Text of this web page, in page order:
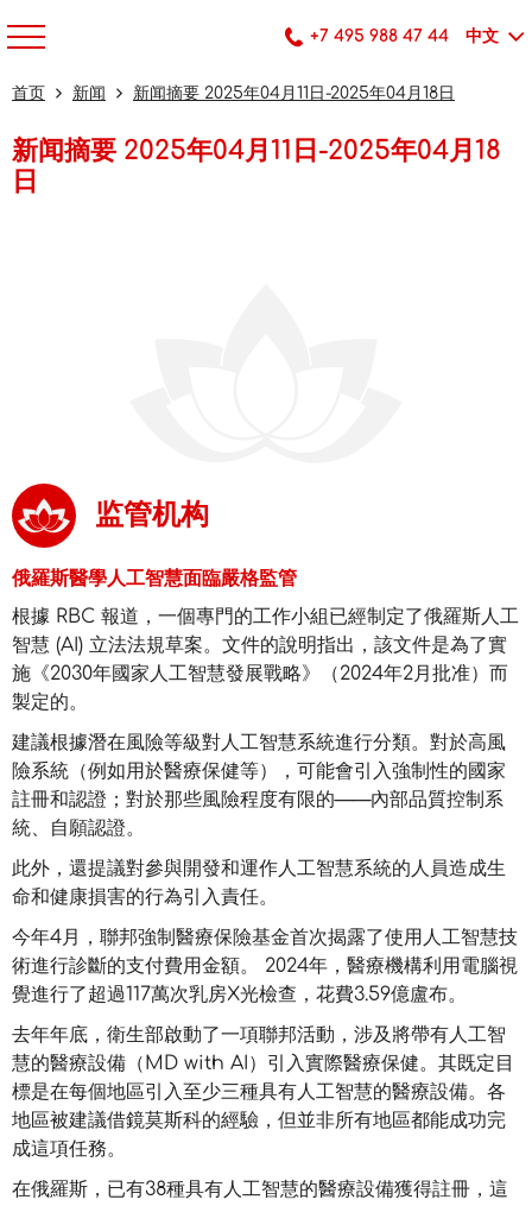
+7 495 988 47 44 中文
首页 新闻 新闻摘要 2025年04月11日-2025年04月18日
新闻摘要 2025年04月11日-2025年04月18
日
监管机构
俄羅斯醫學人工智慧面臨嚴格監管
根據 RBC 報道，一個專門的工作小組已經制定了俄羅斯人工
智慧 (AI) 立法法規草案。文件的說明指出，該文件是為了實
施《2030年國家人工智慧發展戰略》（2024年2月批准）而
製定的。
建議根據潛在風險等級對人工智慧系統進行分類。對於高風
險系統（例如用於醫療保健等），可能會引入強制性的國家
註冊和認證；對於那些風險程度有限的——內部品質控制系
統、自願認證。
此外，還提議對參與開發和運作人工智慧系統的人員造成生
命和健康損害的行為引入責任。
今年4月，聯邦強制醫療保險基金首次揭露了使用人工智慧技
術進行診斷的支付費用金額。 2024年，醫療機構利用電腦視
覺進行了超過117萬次乳房X光檢查，花費3.59億盧布。
去年年底，衛生部啟動了一項聯邦活動，涉及將帶有人工智
慧的醫療設備（MD with AI）引入實際醫療保健。其既定目
標是在每個地區引入至少三種具有人工智慧的醫療設備。各
地區被建議借鏡莫斯科的經驗，但並非所有地區都能成功完
成這項任務。
在俄羅斯，已有38種具有人工智慧的醫療設備獲得註冊，這